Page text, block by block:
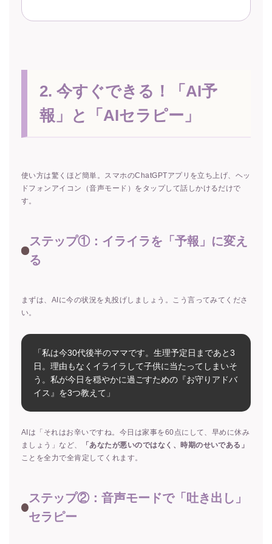
2. 今すぐできる！「AI予
報」と「AIセラピー」
使い方は驚くほど簡単。スマホのChatGPTアプリを立ち上げ、ヘッ
ドフォンアイコン（音声モード）をタップして話しかけるだけで
す。
ステップ①：イライラを「予報」に変え
る
まずは、AIに今の状況を丸投げしましょう。こう言ってみてくださ
い。
「私は今30代後半のママです。生理予定日まであと3
日。理由もなくイライラして子供に当たってしまいそ
う。私が今日を穏やかに過ごすための『お守りアドバ
イス』を3つ教えて」
AIは「それはお辛いですね。今日は家事を60点にして、早めに休み
ましょう」など、
「あなたが悪いのではなく、時期のせいである」
ことを全力で全肯定してくれます。
ステップ②：音声モードで「吐き出し」
セラピー